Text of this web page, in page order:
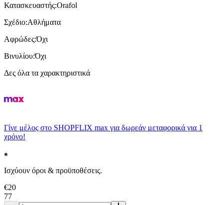
Κατασκευαστής:Orafol
Σχέδιο:Αθλήματα
Αφρώδες:Όχι
Βινυλίου:Όχι
Δες όλα τα χαρακτηριστικά
Γίνε μέλος στο SHOPFLIX max για δωρεάν μεταφορικά για 1
χρόνο!
Ισχύουν όροι & προϋποθέσεις.
€20
77